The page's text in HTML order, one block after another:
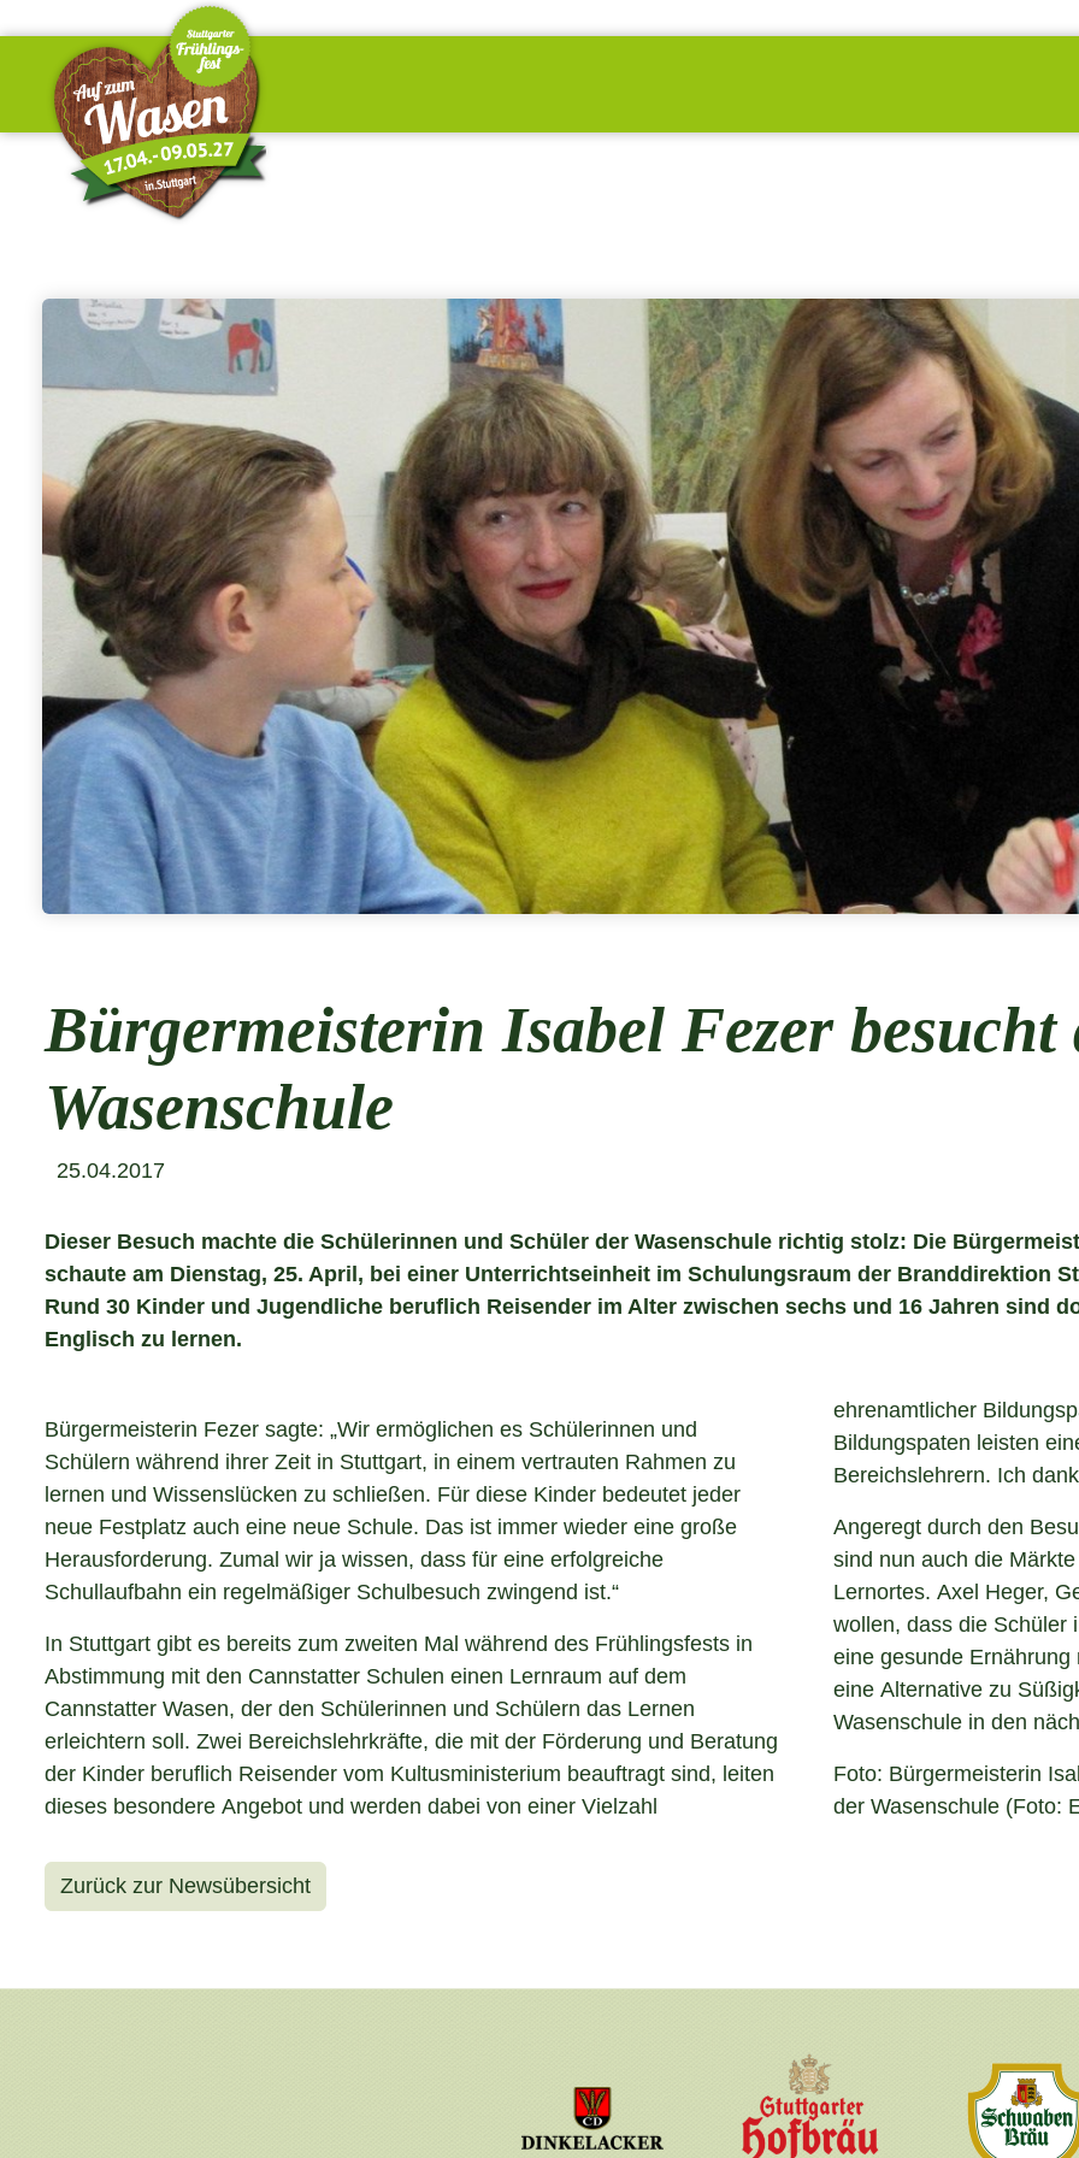
Bürgermeisterin Isabel Fezer besucht
Wasenschule
25.04.2017
Dieser Besuch machte die Schülerinnen und Schüler der Wasenschule richtig stolz: Die
schaute am Dienstag, 25. April, bei einer Unterrichtseinheit im Schulungsraum der Branddirektion
Rund 30 Kinder und Jugendliche beruflich Reisender im Alter zwischen sechs und 16 Jahren sind
Englisch zu lernen.
Bürgermeisterin Fezer sagte: „Wir ermöglichen es Schülerinnen und
Schülern während ihrer Zeit in Stuttgart, in einem vertrauten Rahmen zu
lernen und Wissenslücken zu schließen. Für diese Kinder bedeutet jeder
neue Festplatz auch eine neue Schule. Das ist immer wieder eine große
Herausforderung. Zumal wir ja wissen, dass für eine erfolgreiche
Schullaufbahn ein regelmäßiger Schulbesuch zwingend ist.“
In Stuttgart gibt es bereits zum zweiten Mal während des Frühlingsfests in
Abstimmung mit den Cannstatter Schulen einen Lernraum auf dem
Cannstatter Wasen, der den Schülerinnen und Schülern das Lernen
erleichtern soll. Zwei Bereichslehrkräfte, die mit der Förderung und Beratung
der Kinder beruflich Reisender vom Kultusministerium beauftragt sind, leiten
dieses besondere Angebot und werden dabei von einer Vielzahl
ehrenamtlicher
Bildungspaten leisten
Bereichslehrern. Ich
Angeregt durch den
sind nun auch die
Lernortes. Axel Heger,
wollen, dass die Schüler
eine gesunde
eine Alternative zu
Wasenschule in den
Foto: Bürgermeisterin
der Wasenschule (Foto:
Zurück zur Newsübersicht